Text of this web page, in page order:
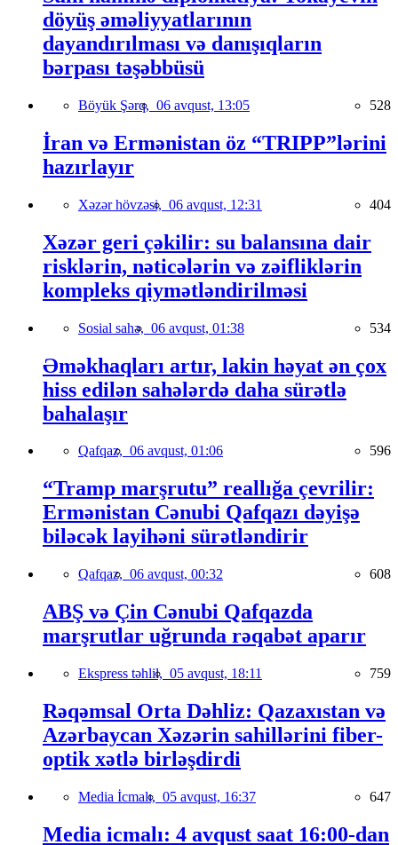
döyüş əməliyyatlarının
dayandırılması və danışıqların
bərpası təşəbbüsü
Böyük Şərq, 06 avqust, 13:05 528
İran və Ermənistan öz “TRIPP”lərini
hazırlayır
Xəzər hövzəsi, 06 avqust, 12:31 404
Xəzər geri çəkilir: su balansına dair
risklərin, nəticələrin və zəifliklərin
kompleks qiymətləndirilməsi
Sosial sahə, 06 avqust, 01:38 534
Əməkhaqları artır, lakin həyat ən çox
hiss edilən sahələrdə daha sürətlə
bahalaşır
Qafqaz, 06 avqust, 01:06 596
“Tramp marşrutu” reallığa çevrilir:
Ermənistan Cənubi Qafqazı dəyişə
biləcək layihəni sürətləndirir
Qafqaz, 06 avqust, 00:32 608
ABŞ və Çin Cənubi Qafqazda
marşrutlar uğrunda rəqabət aparır
Ekspress təhlil, 05 avqust, 18:11 759
Rəqəmsal Orta Dəhliz: Qazaxıstan və
Azərbaycan Xəzərin sahillərini fiber-
optik xətlə birləşdirdi
Media İcmalı, 05 avqust, 16:37 647
Media icmalı: 4 avqust saat 16:00-dan